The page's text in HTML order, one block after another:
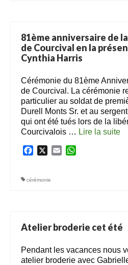
81ème anniversaire de
de Courcival en la
Cynthia Harris
Cérémonie du 81ème
de Courcival. La cérémonie
particulier au soldat de
Durell Monts Sr. et au
qui ont été tués lors de la
Courcivalois … Lire la suite­­
FacebookEmail
cérémonie
Atelier broderie cet été
Pendant les vacances nous
atelier broderie avec